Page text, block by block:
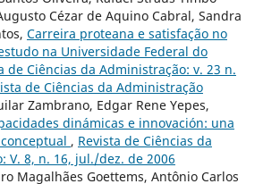
Cézar de Aquino Cabral, Sandra
Carreira proteana e satisfação no
na Universidade Federal do
de Ciências da Administração: v. 23 n.
de Ciências da Administração
Zambrano, Edgar Rene Yepes,
dinámicas e innovación: una
, Revista de Ciências da
V. 8, n. 16, jul./dez. de 2006
Magalhães Goettems, Antônio Carlos